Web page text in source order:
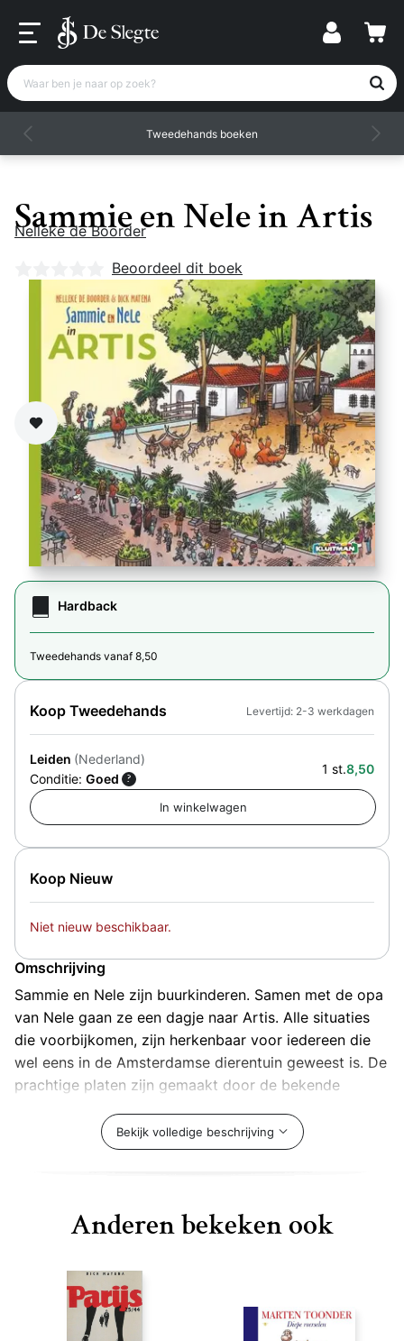
Waar ben je naar op zoek?
Tweedehands boeken
Sammie en Nele in Artis
Nelleke de Boorder
Nog geen beoordelingen
Beoordeel dit boek
Zet op verlanglijst
Hardback
Tweedehands vanaf 8,50
Koop Tweedehands
Leiden (Nederland)
Conditie: Goed ?
1 st.8,50
Levertijd: 2-3 werkdagen
Koop Nieuw
Niet nieuw beschikbaar.
Omschrijving
Sammie en Nele zijn buurkinderen. Samen met de opa
van Nele gaan ze een dagje naar Artis. Alle situaties
die voorbijkomen, zijn herkenbaar voor iedereen die
wel eens in de Amsterdamse dierentuin geweest is. De
prachtige platen zijn gemaakt door de bekende
De straat ertussenin is de leukste van Amsterdam.
Bekijk volledige beschrijving
Anderen bekeken ook